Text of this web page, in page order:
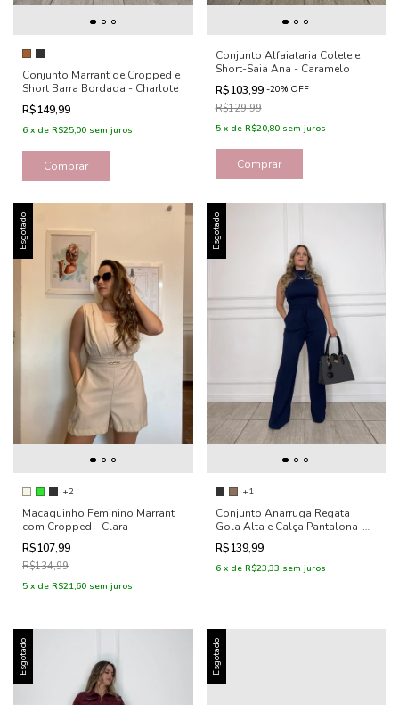
Conjunto Marrant de Cropped e
Short Barra Bordada - Charlote
R$149,99
6 x de R$25,00 sem juros
Comprar
Conjunto Alfaiataria Colete e
Short-Saia Ana - Caramelo
R$103,99 -20% OFF
R$129,99
5 x de R$20,80 sem juros
Comprar
Esgotado
+2
Macaquinho Feminino Marrant
com Cropped - Clara
R$107,99
R$134,99
5 x de R$21,60 sem juros
Esgotado
+1
Conjunto Anarruga Regata
Gola Alta e Calça Pantalona-
Marina
R$139,99
6 x de R$23,33 sem juros
Esgotado Esgotado